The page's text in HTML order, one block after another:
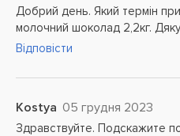
Добрий день. Який термін
молочний шоколад 2,2кг.
Відповісти
Kostya 05 грудня 2023
Здравствуйте. Подскажите